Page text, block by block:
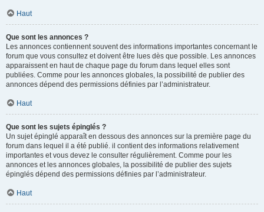
Haut
Que sont les annonces ?
Les annonces contiennent souvent des informations importantes concernant le
forum que vous consultez et doivent être lues dès que possible. Les annonces
apparaissent en haut de chaque page du forum dans lequel elles sont
publiées. Comme pour les annonces globales, la possibilité de publier des
annonces dépend des permissions définies par l’administrateur.
Haut
Que sont les sujets épinglés ?
Un sujet épinglé apparaît en dessous des annonces sur la première page du
forum dans lequel il a été publié. il contient des informations relativement
importantes et vous devez le consulter régulièrement. Comme pour les
annonces et les annonces globales, la possibilité de publier des sujets
épinglés dépend des permissions définies par l’administrateur.
Haut